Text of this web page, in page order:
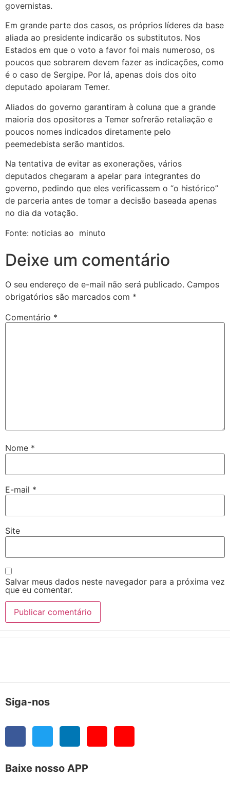
governistas.
Em grande parte dos casos, os próprios líderes da base
aliada ao presidente indicarão os substitutos. Nos
Estados em que o voto a favor foi mais numeroso, os
poucos que sobrarem devem fazer as indicações, como
é o caso de Sergipe. Por lá, apenas dois dos oito
deputado apoiaram Temer.
Aliados do governo garantiram à coluna que a grande
maioria dos opositores a Temer sofrerão retaliação e
poucos nomes indicados diretamente pelo
peemedebista serão mantidos.
Na tentativa de evitar as exonerações, vários
deputados chegaram a apelar para integrantes do
governo, pedindo que eles verificassem o “o histórico”
de parceria antes de tomar a decisão baseada apenas
no dia da votação.
Fonte: noticias ao minuto
Deixe um comentário
O seu endereço de e-mail não será publicado. Campos
obrigatórios são marcados com *
Comentário *
Nome *
E-mail *
Site
Salvar meus dados neste navegador para a próxima vez
que eu comentar.
Siga-nos
Baixe nosso APP